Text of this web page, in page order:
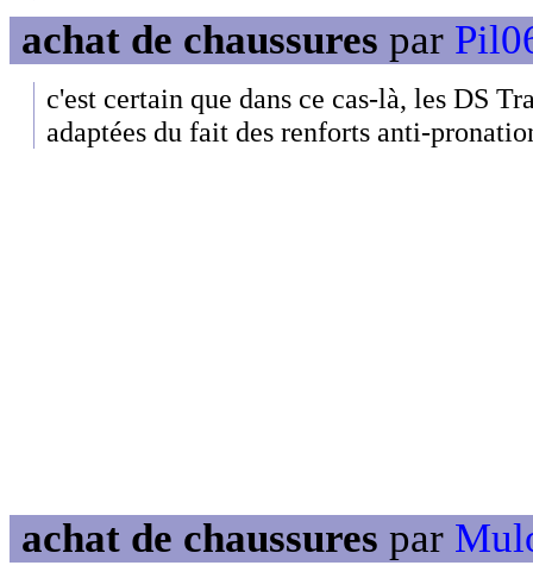
achat de chaussures par
c'est certain que dans ce cas-là, les DS
adaptées du fait des renforts anti-
achat de chaussures par